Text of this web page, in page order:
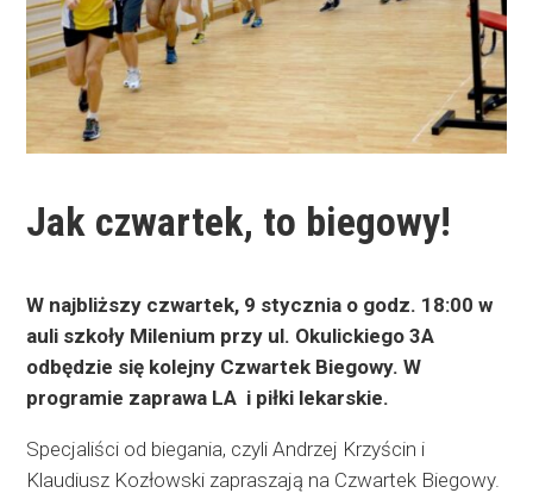
Jak czwartek, to biegowy!
W najbliższy czwartek, 9 stycznia o godz. 18:00 w
auli szkoły Milenium przy ul. Okulickiego 3A
odbędzie się kolejny Czwartek Biegowy. W
programie zaprawa LA i piłki lekarskie.
Specjaliści od biegania, czyli Andrzej Krzyścin i
Klaudiusz Kozłowski zapraszają na Czwartek Biegowy.